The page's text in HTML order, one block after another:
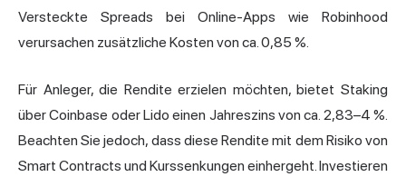
Versteckte Spreads bei Online-Apps wie Robinhood
verursachen zusätzliche Kosten von ca. 0,85 %.
Für Anleger, die Rendite erzielen möchten, bietet Staking
über Coinbase oder Lido einen Jahreszins von ca. 2,83–4 %.
Beachten Sie jedoch, dass diese Rendite mit dem Risiko von
Smart Contracts und Kurssenkungen einhergeht. Investieren